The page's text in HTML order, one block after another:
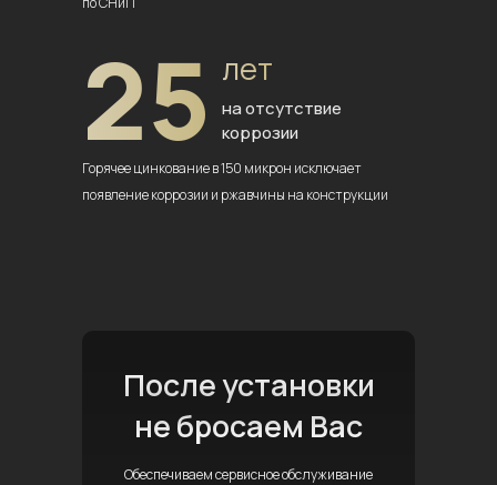
25 лет
на отсутствие
коррозии
Горячее цинкование в 150 микрон исключает
появление коррозии и ржавчины на конструкции
После установки
не бросаем Вас
Обеспечиваем сервисное обслуживание